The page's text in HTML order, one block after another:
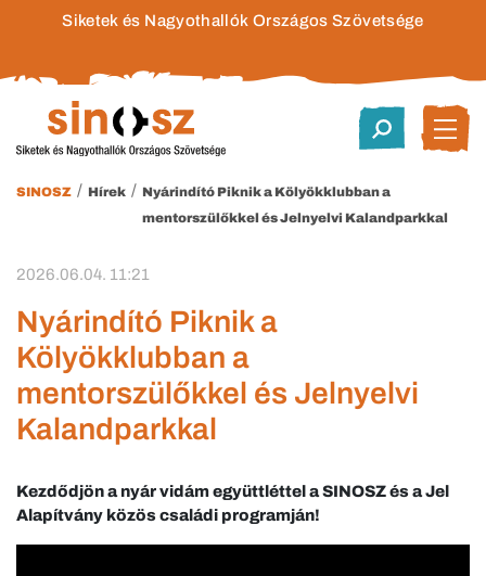
Siketek és Nagyothallók Országos Szövetsége
SINOSZ / Hírek / Nyárindító Piknik a Kölyökklubban a
mentorszülőkkel és Jelnyelvi Kalandparkkal
2026.06.04. 11:21
Nyárindító Piknik a
Kölyökklubban a
mentorszülőkkel és Jelnyelvi
Kalandparkkal
Kezdődjön a nyár vidám együttléttel a SINOSZ és a Jel
Alapítvány közös családi programján!